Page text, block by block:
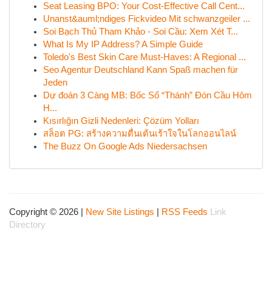
Seat Leasing BPO: Your Cost-Effective Call Cent...
Unanst&auml;ndiges Fickvideo Mit schwanzgeiler ...
Soi Bạch Thủ Tham Khảo - Soi Cầu: Xem Xét T...
What Is My IP Address? A Simple Guide
Toledo's Best Skin Care Must-Haves: A Regional ...
Seo Agentur Deutschland Kann Spaß machen für
Jeden
Dự đoán 3 Càng MB: Bốc Số “Thánh” Đón Cầu Hôm
H...
Kısırlığın Gizli Nedenleri: Çözüm Yolları
สล็อต PG: สร้างความตื่นเต้นเร้าใจในโลกออนไลน์
The Buzz On Google Ads Niedersachsen
Copyright © 2026 | New Site Listings RSS Feeds
Link
Directory